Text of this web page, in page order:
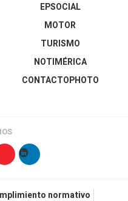
EPSOCIAL
MOTOR
TURISMO
NOTIMÉRICA
CONTACTOPHOTO
normativo